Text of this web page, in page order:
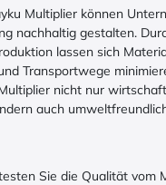
Multiplier können
nachhaltig gestalten.
lassen sich
Transportwege
nicht nur
auch
Sie die Qualität vom